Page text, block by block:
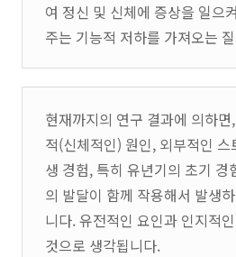
여 정신 및 신체에 증상을 일으
주는 기능적 저하를 가져오는
현재까지의 연구 결과에 의하
적(신체적인) 원인, 외부적인
생 경험, 특히 유년기의 초기 경
의 발달이 함께 작용해서 발생
니다. 유전적인 요인과 인지적
것으로 생각됩니다.